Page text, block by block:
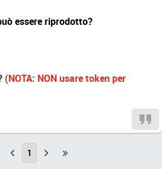
essere riprodotto?
(NOTA: NON usare token per
1